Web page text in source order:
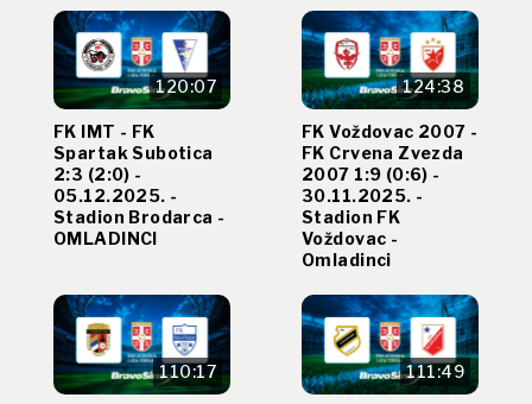
120:07
FK IMT - FK
Spartak Subotica
2:3 (2:0) -
05.12.2025. -
Stadion Brodarca -
OMLADINCI
124:38
FK Voždovac 2007 -
FK Crvena Zvezda
2007 1:9 (0:6) -
30.11.2025. -
Stadion FK
Voždovac -
Omladinci
110:17 111:49